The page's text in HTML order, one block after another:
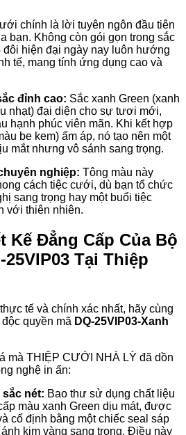
chính là lời tuyên ngôn đầu tiên
bạn. Không còn gói gọn trong sắc
đôi hiện đại ngày nay luôn hướng
tế, mang tính ứng dụng cao và
đỉnh cao: Sắc xanh Green (xanh
nhạt) đại diện cho sự tươi mới,
hạnh phúc viên mãn. Khi kết hợp
be kem) ấm áp, nó tạo nên một
mắt nhưng vô sánh sang trọng.
nghiệp: Tông màu này
cách tiệc cưới, dù bạn tổ chức
sang trọng hay một buổi tiệc
với thiên nhiên.
Kế Đẳng Cấp Của Bộ
Tại Thiệp
tế và chính xác nhất, hãy cùng
quyền mã DQ-25VIP03-Xanh
mà THIỆP CƯỚI NHÀ LỲ đã dồn
nghệ in ấn:
nét: Bao thư sử dụng chất liệu
màu xanh Green dịu mát, được
cố định bằng một chiếc seal sáp
kim vàng sang trọng. Điều này